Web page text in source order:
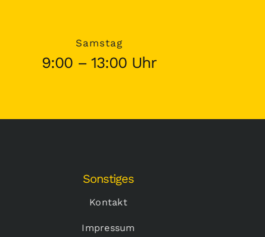
Samstag
9:00 – 13:00 Uhr
Sonstiges
Kontakt
Impressum